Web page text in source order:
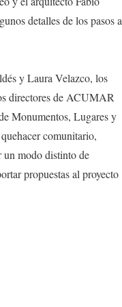
detalles de los pasos a
y Laura Velazco, los
directores de ACUMAR
Monumentos, Lugares y
comunitario,
un modo distinto de
propuestas al proyecto